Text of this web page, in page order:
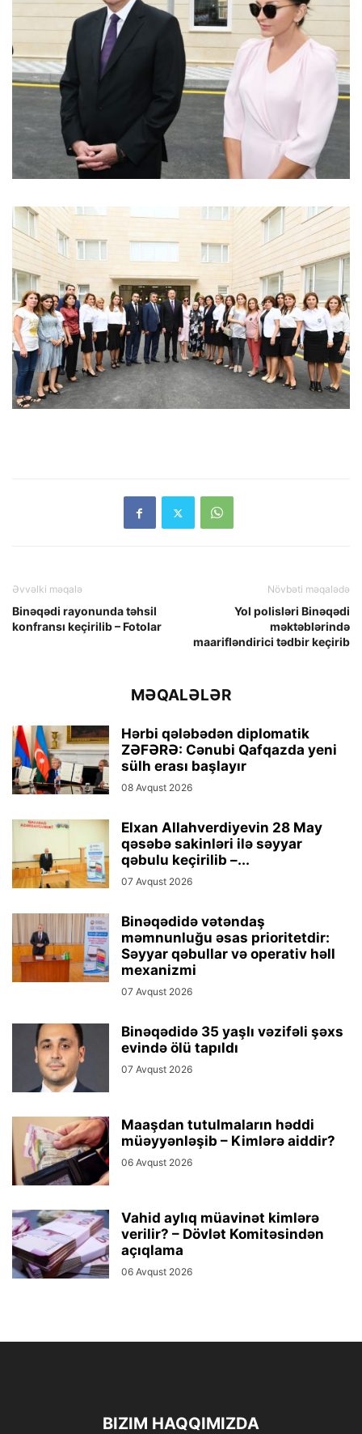
Əvvəlki məqalə
Binəqədi rayonunda təhsil
konfransı keçirilib – Fotolar
Növbəti məqalədə
Yol polisləri Binəqədi
məktəblərində
maarifləndirici tədbir keçirib
MƏQALƏLƏR
Hərbi qələbədən diplomatik
ZƏFƏRƏ: Cənubi Qafqazda yeni
sülh erası başlayır
08 Avqust 2026
Elxan Allahverdiyevin 28 May
qəsəbə sakinləri ilə səyyar
qəbulu keçirilib –...
07 Avqust 2026
Binəqədidə vətəndaş
məmnunluğu əsas prioritetdir:
Səyyar qəbullar və operativ həll
mexanizmi
07 Avqust 2026
Binəqədidə 35 yaşlı vəzifəli şəxs
evində ölü tapıldı
07 Avqust 2026
Maaşdan tutulmaların həddi
müəyyənləşib – Kimlərə aiddir?
06 Avqust 2026
Vahid aylıq müavinət kimlərə
verilir? – Dövlət Komitəsindən
açıqlama
06 Avqust 2026
BIZIM HAQQIMIZDA